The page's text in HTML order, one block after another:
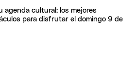
agenda cultural: los mejores
para disfrutar el domingo 9 de